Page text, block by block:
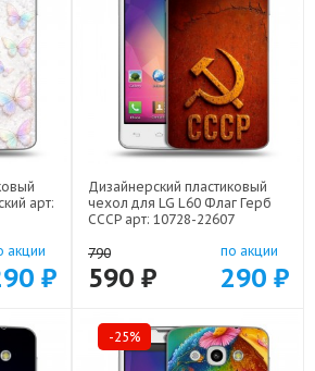
арт:
акции
₽
Дизайнерский пластиковый
чехол для LG L60 Флаг Герб
СССР арт: 10728-22607
790
590 ₽
по акции
290 ₽
-25%